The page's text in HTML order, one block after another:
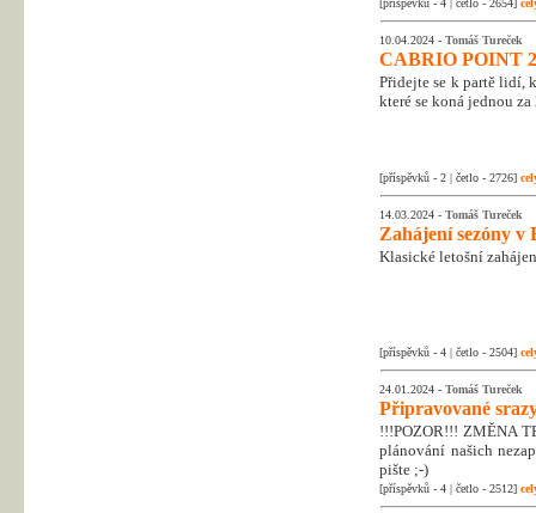
[příspěvků - 4 | četlo - 2654]
10.04.2024 - Tomáš Tureček
CABRIO POINT
Přidejte se k partě lidí,
které se koná jednou
[příspěvků - 2 | četlo - 2726]
14.03.2024 - Tomáš Tureček
Zahájení sezóny v
Klasické letošní
[příspěvků - 4 | četlo - 2504]
24.01.2024 - Tomáš Tureček
Připravované
!!!POZOR!!! ZMĚNA
plánování našich
pište ;-)
[příspěvků - 4 | četlo - 2512]